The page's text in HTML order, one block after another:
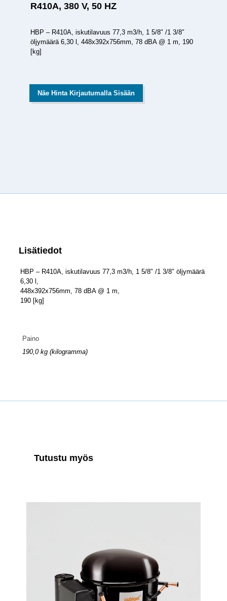
R410A, 380 V, 50 HZ
HBP – R410A, iskutilavuus 77,3 m3/h, 1 5/8″ /1 3/8″
öljymäärä 6,30 l, 448x392x756mm, 78 dBA @ 1 m, 190
[kg]
Näe Hinta Kirjautumalla Sisään
Lisätiedot
HBP – R410A, iskutilavuus 77,3 m3/h, 1 5/8″ /1 3/8″ öljymäärä
6,30 l,
448x392x756mm, 78 dBA @ 1 m,
190 [kg]
Paino
190,0 kg (kilogramma)
Tutustu myös